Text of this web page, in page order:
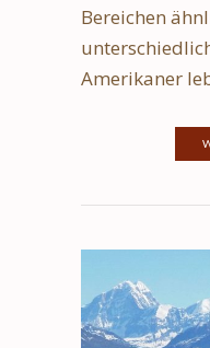
Bereichen
Amerikaner